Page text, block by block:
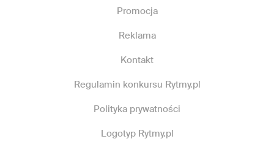
Promocja
Reklama
Kontakt
Regulamin konkursu Rytmy.pl
Polityka prywatności
Logotyp Rytmy.pl